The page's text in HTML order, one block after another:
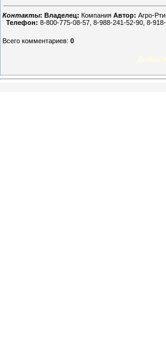
Контакты: Владелец: Компания Автор: Агро-
Телефон: 8-800-775-08-57, 8-988-241-52-90, 8-
Всего комментариев: 0